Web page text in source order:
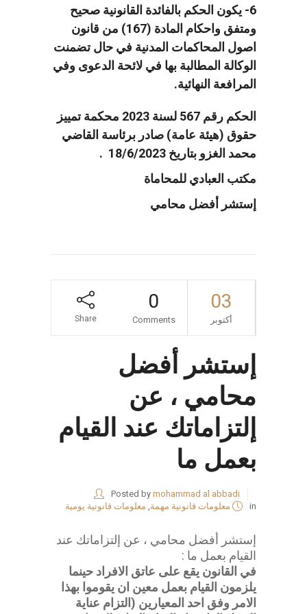
6- يكون الحكم بالفائدة القانونية صحيح
ومتفق واحكام المادة (167) من قانون
اصول المحاكمات المدنية في حال تضمنت
الوكالة المطالبة بها في لائحة الدعوى وفي
المرافعة النهائية.
الحكم رقم 567 لسنة 2023 محكمة تمييز
حقوق (هيئة عامة) صادر برئاسة القاضي
محمد الغزو بتاريخ 18/6/2023 .
مكتب العبادي للمحاماة
إستشر أفضل محامي
03
أكتوبر
0
Comments
Share
إستشر أفضل
محامي ، عن
إلتزاماتك عند القيام
بعمل ما
Posted by mohammad al abbadi
in
معلومات قانونية مهمة, معلومات قانونية يومية
إستشر أفضل محامي ، عن إلتزاماتك عند
القيام بعمل ما :
في القانون يقع على عاتق الافراد حينما
يلزمون القيام بعمل معين ان يقوموا بهذا
الامر وفق احد المعيارين (التزام عناية